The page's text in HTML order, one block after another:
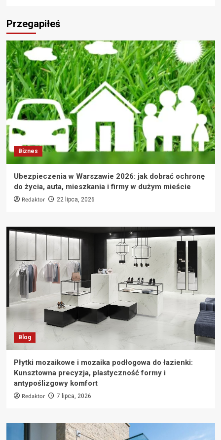
Przegapiłeś
Biznes
Ubezpieczenia w Warszawie 2026: jak dobrać ochronę
do życia, auta, mieszkania i firmy w dużym mieście
Redaktor 22 lipca, 2026
Blog
Płytki mozaikowe i mozaika podłogowa do łazienki:
Kunsztowna precyzja, plastyczność formy i
antypoślizgowy komfort
Redaktor 7 lipca, 2026